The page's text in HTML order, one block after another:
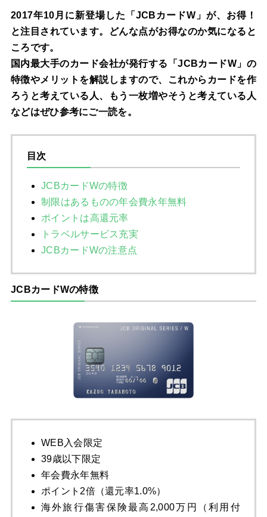
2017年10月に新登場した「JCBカードW」が、お得！
と注目されています。どんな点がお得なのか気になると
ころです。
国内最大手のカード会社が発行する「JCBカードW」の
特徴やメリットを解説しますので、これからカードを作
ろうと考えている人、もう一枚増やそうと考えている人
などはぜひ参考にご一読を。
目次
JCBカードWの特徴
制限はあるものの年会費永年無料
ポイントは高還元率
トラベルサービス充実
JCBカードWの注意点
JCBカードWの特徴
WEB入会限定
39歳以下限定
年会費永年無料
ポイント2倍（還元率1.0%）
海外旅行傷害保険最高2,000万円（利用付